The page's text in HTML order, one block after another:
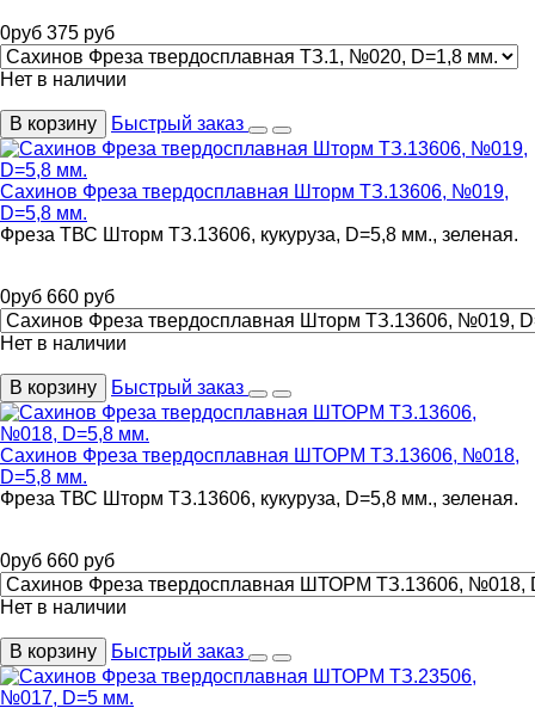
0руб 375 руб
Нет в наличии
В корзину Быстрый заказ
Сахинов Фреза твердосплавная Шторм ТЗ.13606, №019,
D=5,8 мм.
Фреза ТВС Шторм ТЗ.13606, кукуруза, D=5,8 мм., зеленая.
0руб 660 руб
Нет в наличии
В корзину Быстрый заказ
Сахинов Фреза твердосплавная ШТОРМ ТЗ.13606, №018,
D=5,8 мм.
Фреза ТВС Шторм ТЗ.13606, кукуруза, D=5,8 мм., зеленая.
0руб 660 руб
Нет в наличии
В корзину Быстрый заказ